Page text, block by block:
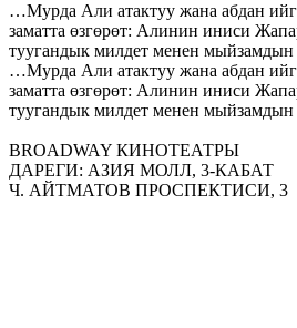
…Мурда Али атактуу жана абдан
заматта өзгөрөт: Алинин иниси
туугандык милдет менен
…Мурда Али атактуу жана абдан
заматта өзгөрөт: Алинин иниси
туугандык милдет менен
BROADWAY КИНОТЕАТРЫ
ДАРЕГИ: АЗИЯ МОЛЛ, 3-КАБАТ
Ч. АЙТМАТОВ